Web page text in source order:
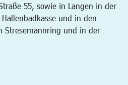
55, sowie in Langen in der
und in den
Stresemannring und in der